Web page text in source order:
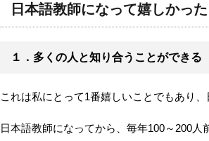
日本語教師になって嬉しかっ
１．多くの人と知り合うことができる
これは私にとって1番嬉しいことでもあり
日本語教師になってから、毎年100～200人